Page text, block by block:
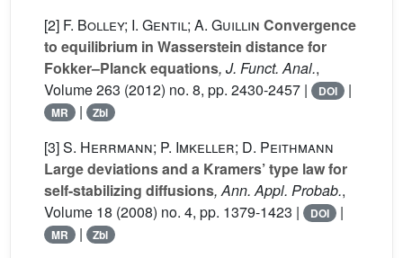
[2] F. Bolley; I. Gentil; A. Guillin Convergence
to equilibrium in Wasserstein distance for
Fokker–Planck equations, J. Funct. Anal.,
Volume 263 (2012) no. 8, pp. 2430-2457 | DOI |
MR | Zbl
[3]S. Herrmann; P. Imkeller; D. Peithmann
Large deviations and a Kramers’ type law for
self-stabilizing diffusions, Ann. Appl. Probab.,
Volume 18 (2008) no. 4, pp. 1379-1423 | DOI |
MR | Zbl